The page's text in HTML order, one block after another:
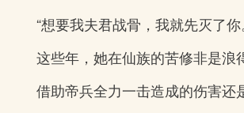
“想要我夫君战骨，我就先灭了你
这些年，她在仙族的苦修非是浪
借助帝兵全力一击造成的伤害还